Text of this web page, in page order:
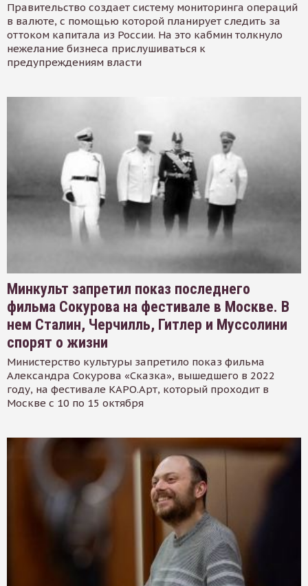
Правительство создает систему мониторинга операций
в валюте, с помощью которой планирует следить за
оттоком капитала из России. На это кабмин толкнуло
нежелание бизнеса прислушиваться к
предупреждениям власти
Минкульт запретил показ последнего
фильма Сокурова на фестивале в Москве. В
нем Сталин, Черчилль, Гитлер и Муссолини
спорят о жизни
Министерство культуры запретило показ фильма
Александра Сокурова «Сказка», вышедшего в 2022
году, на фестивале КАРО.Арт, который проходит в
Москве с 10 по 15 октября